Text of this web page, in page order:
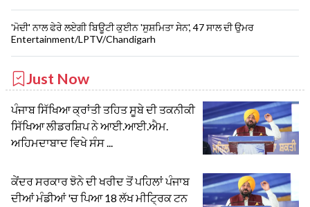
'ਮੋਦੀ' ਨਾਲ ਫੇਰੇ ਲਏਗੀ ਬਿਊਟੀ ਕੁਈਨ 'ਸੁਸ਼ਮਿਤਾ ਸੇਨ', 47 ਸਾਲ ਦੀ ਉਮਰ
Entertainment/LPTV/Chandigarh
Just Now
ਪੰਜਾਬ ਸਿੱਖਿਆ ਕ੍ਰਾਂਤੀ ਤਹਿਤ ਸੂਬੇ ਦੀ ਤਕਨੀਕੀ
ਸਿੱਖਿਆ ਲੀਡਰਸ਼ਿਪ ਨੇ ਆਈ.ਆਈ.ਐਮ.
ਅਹਿਮਦਾਬਾਦ ਵਿਖੇ ਸੰਸ ...
ਕੇਂਦਰ ਸਰਕਾਰ ਝੋਨੇ ਦੀ ਖਰੀਦ ਤੋਂ ਪਹਿਲਾਂ ਪੰਜਾਬ
ਦੀਆਂ ਮੰਡੀਆਂ 'ਚ ਪਿਆ 18 ਲੱਖ ਮੀਟ੍ਰਿਕ ਟਨ